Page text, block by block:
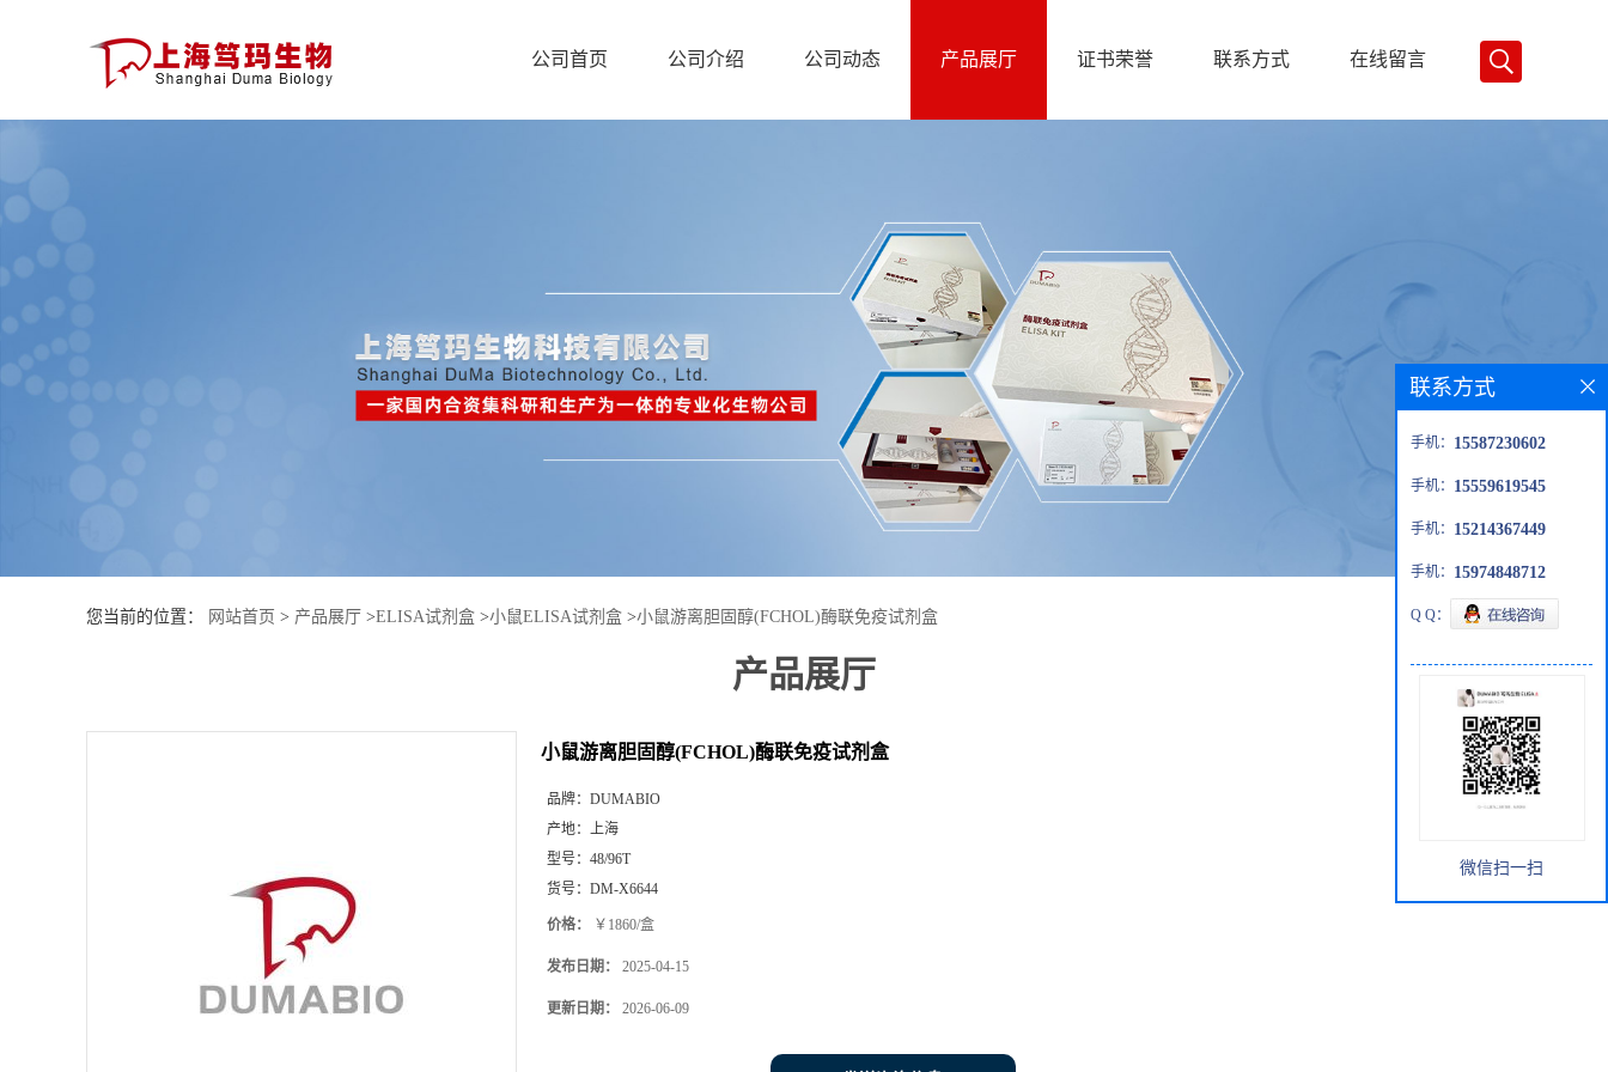
首
公司首页 公司介绍 公司动态 产品展厅 证书荣誉 联系方式 在线留言
您当前的位置： 网站首页 > 产品展厅 >ELISA试剂盒 >小鼠ELISA试剂盒 >小鼠游离胆固醇(FCHOL)酶联免疫试剂盒
产品展厅
小鼠游离胆固醇(FCHOL)酶联免疫试剂盒
品牌： DUMABIO
产地：
上海
型号： 48/96T
货号： DM-X6644
价格： ￥1860/盒
发布日期： 2025-04-15
更新日期： 2026-06-09
联系方式
手机： 15587230602
手机： 15559619545
手机： 15214367449
手机： 15974848712
Q Q：
微信扫一扫